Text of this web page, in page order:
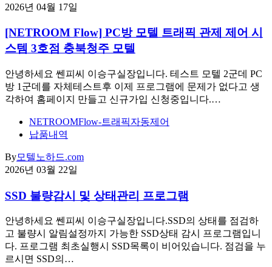
2026년 04월 17일
[NETROOM Flow] PC방 모텔 트래픽 관제 제어 시
스템 3호점 충북청주 모텔
안녕하세요 쎈피씨 이승구실장입니다. 테스트 모텔 2군데 PC
방 1군데를 자체테스트후 이제 프로그램에 문제가 없다고 생
각하여 홈페이지 만들고 신규가입 신청중입니다.…
NETROOMFlow-트래픽자동제어
납품내역
By모텔노하드.com
2026년 03월 22일
SSD 불량감시 및 상태관리 프로그램
안녕하세요 쎈피씨 이승구실장입니다.SSD의 상태를 점검하
고 불량시 알림설정까지 가능한 SSD상태 감시 프로그램입니
다. 프로그램 최초실행시 SSD목록이 비어있습니다. 점검을 누
르시면 SSD의…